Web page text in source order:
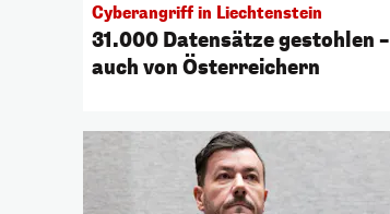
Cyberangriff in Liechtenstein
31.000 Datensätze gestohlen –
auch von Österreichern